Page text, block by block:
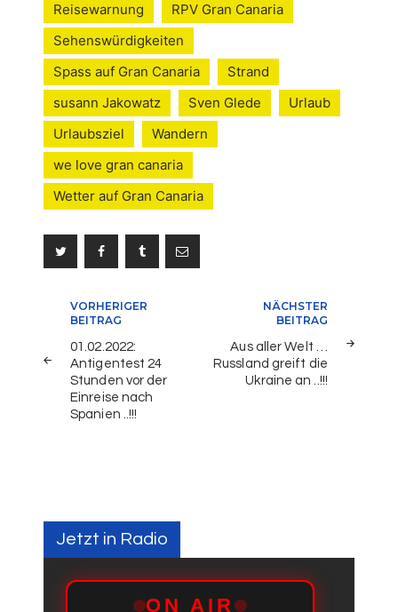
Reisewarnung
RPV Gran Canaria
Sehenswürdigkeiten
Spass auf Gran Canaria
Strand
susann Jakowatz
Sven Glede
Urlaub
Urlaubsziel
Wandern
we love gran canaria
Wetter auf Gran Canaria
Beitragsnavigation
VORHERIGER
BEITRAG
01.02.2022:
Antigentest 24
Stunden vor der
Einreise nach
Spanien ..!!!
NÄCHSTER
BEITRAG
Aus aller Welt …
Russland greift die
Ukraine an ..!!!
Jetzt in Radio